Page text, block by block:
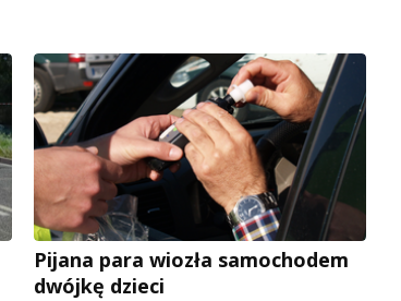
Pijana para wiozła samochodem
dwójkę dzieci